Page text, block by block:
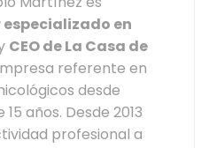
en
CEO de La Casa de
referente en
desde
años. Desde 2013
profesional a